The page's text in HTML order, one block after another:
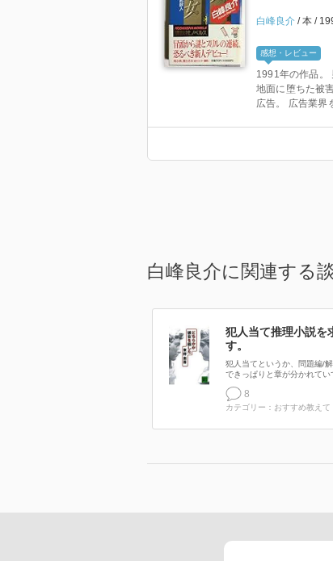
白峰良介 本
感想・レビュー
1991年の作品。
地面に堕ちた被
広告。 広告業界
白峰良介に関連する
犯人当て推理小説を
す。
犯人当てというか、問題編/
できっぱりと章が分かれてい
8
カテゴリー：おすすめ教えて